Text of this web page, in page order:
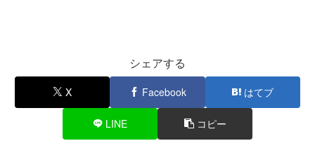
シェアする
X Facebook はてブ
LINE コピー